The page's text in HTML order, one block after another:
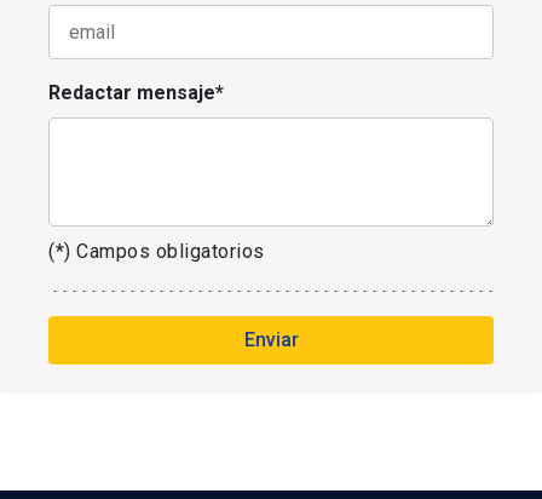
Redactar mensaje*
(*) Campos obligatorios
Enviar